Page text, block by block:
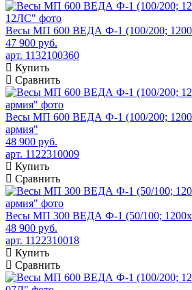
Весы МП 600 ВЕДА Ф-1 (100/200;
47 900 руб.
арт. 1132100360
Купить
Сравнить
Весы МП 600 ВЕДА Ф-1 (100/200;
армия"
48 900 руб.
арт. 1122310009
Купить
Сравнить
Весы МП 300 ВЕДА Ф-1 (50/100;
48 900 руб.
арт. 1122310018
Купить
Сравнить